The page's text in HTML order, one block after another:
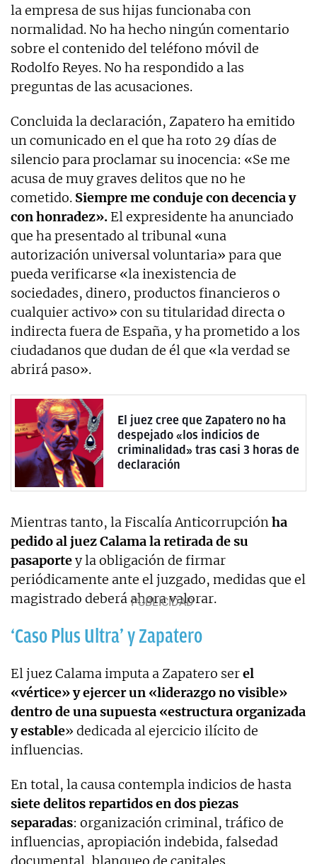
la empresa de sus hijas funcionaba con
normalidad. No ha hecho ningún comentario
sobre el contenido del teléfono móvil de
Rodolfo Reyes. No ha respondido a las
preguntas de las acusaciones.
Concluida la declaración, Zapatero ha emitido
un comunicado en el que ha roto 29 días de
silencio para proclamar su inocencia: «Se me
acusa de muy graves delitos que no he
cometido. Siempre me conduje con decencia y
con honradez». El expresidente ha anunciado
que ha presentado al tribunal «una
autorización universal voluntaria» para que
pueda verificarse «la inexistencia de
sociedades, dinero, productos financieros o
cualquier activo» con su titularidad directa o
indirecta fuera de España, y ha prometido a los
ciudadanos que dudan de él que «la verdad se
abrirá paso».
El juez cree que Zapatero no ha
despejado «los indicios de
criminalidad» tras casi 3 horas de
declaración
Mientras tanto, la Fiscalía Anticorrupciónha
pedido al juez Calama la retirada de su
pasaportey la obligación de firmar
periódicamente ante el juzgado, medidas que el
magistrado deberá ahora valorar.
‘Caso Plus Ultra’ y Zapatero
El juez Calama imputa a Zapatero serel
«vértice» y ejercer un «liderazgo no visible»
dentro de una supuesta «estructura organizada
y estable» dedicada al ejercicio ilícito de
influencias.
En total, la causa contempla indicios de hasta
siete delitos repartidos en dos piezas
separadas: organización criminal, tráfico de
influencias, apropiación indebida, falsedad
documental, blanqueo de capitales,